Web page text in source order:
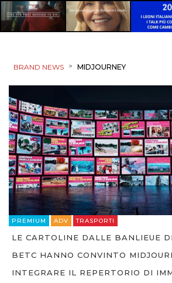
BRAND NEWS > MIDJOURNEY
PREMIUM ADV TRASPORTI
LE CARTOLINE DALLE BANLIEUE
BETC HANNO CONVINTO
INTEGRARE IL REPERTORIO DI